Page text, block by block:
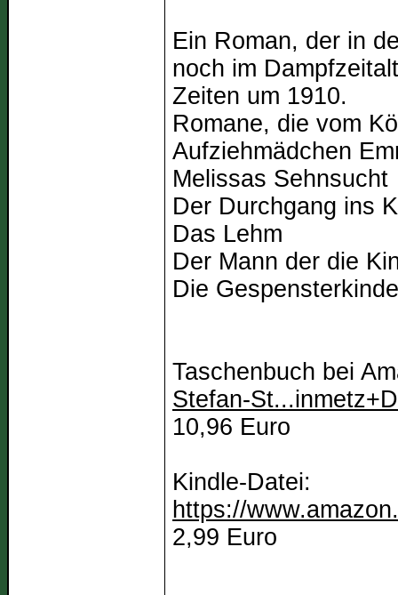
Ein Roman, der in
noch im
Zeiten um 1910.
Romane, die vom
Aufziehmädchen
Melissas Sehnsucht
Der Durchgang ins
Das Lehm
Der Mann der die
Die
Taschenbuch bei
Stefan-
10,96 Euro
Kindle-Datei:
https://
2,99 Euro